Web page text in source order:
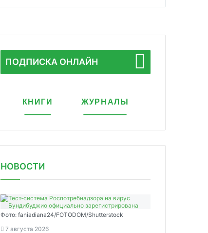
ПОДПИСКА ОНЛАЙН
КНИГИ ЖУРНАЛЫ
НОВОСТИ
Фото: faniadiana24/FOTODOM/Shutterstock
7 августа 2026